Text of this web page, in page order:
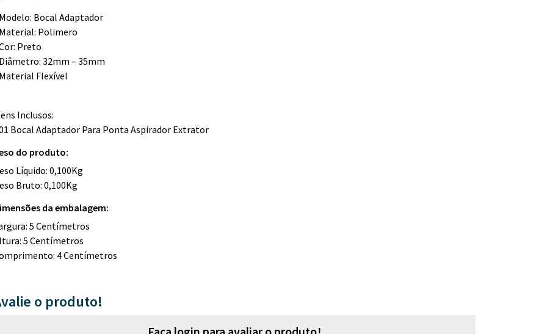
Bocal Adaptador
Polimero
Preto
32mm – 35mm
Flexível
Inclusos:
Bocal Adaptador Para Ponta Aspirador Extrator
do produto:
Líquido: 0,100Kg
Bruto: 0,100Kg
da embalagem:
5 Centímetros
5 Centímetros
4 Centímetros
o produto!